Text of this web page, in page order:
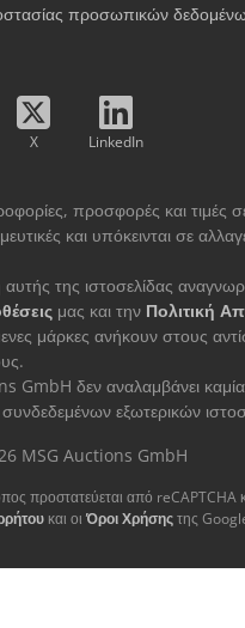
προσωπικών
X LinkedIn
προσφορές και τιμές
και υπόκεινται σε
της ιστοσελίδας
μας και την Πολιτική
μάρκες ανήκουν στους
GmbH δεν αναλαμβάνει
εξωτερικών
MSG Auctions GmbH
προστατεύεται από reCAPTCHA
και οι Όροι Χρήσηςτης